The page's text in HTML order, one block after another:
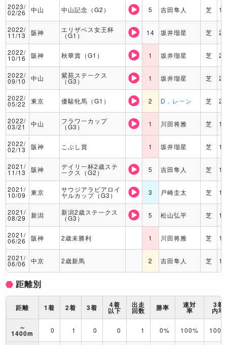
2023/
02/26 中山 中山記念（G2） 5 吉田隼人 芝
2022/
11/13 阪神 エリザベス女王杯
（G1） 14 坂井瑠星 芝
2022/
10/16 阪神 秋華賞（G1） 1 坂井瑠星 芝
2022/
09/10 中山 紫苑ステークス
（G3） 1 坂井瑠星 芝
2022/
05/22 東京 優駿牝馬（G1） 2 D．レーン 芝
2022/
03/21 中山 フラワーカップ
（G3） 1 川田将雅 芝
2022/
02/13 阪神 こぶし賞 1 坂井瑠星 芝
2021/
11/13 阪神 デイリー杯2歳ステ
ークス（G2） 5 吉田隼人 芝
2021/
10/09 東京 サウジアラビアロイ
ヤルカップ（G3） 3 戸崎圭太 芝
2021/
08/29 新潟 新潟2歳ステークス
（G3） 5 松山弘平 芝
2021/
06/26 阪神 2歳未勝利 1 川田将雅 芝
2021/
06/06 中京 2歳新馬 2 吉田隼人 芝
距離別
距離 1着 2着 3着 4着
以下
出走
回数 勝率 連対
率
3着
内率
～
1400m 0 1 0 0 1 0% 100%